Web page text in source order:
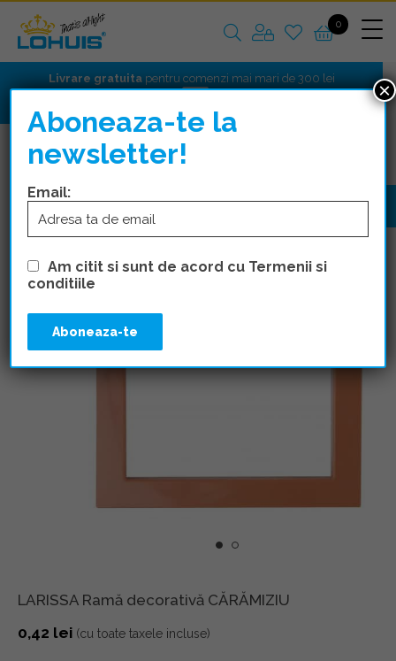
0
Livrare gratuitapentru comenzi mai mari de 300 lei
APARATAJ ST
LARISSA
LARISSA Ramă decorativă CĂRĂMIZIU
0,42 lei (cu toate taxele incluse)
Aboneaza-te la
newsletter!
Email:
Am citit si sunt de acord cu Termenii si
conditiile
×